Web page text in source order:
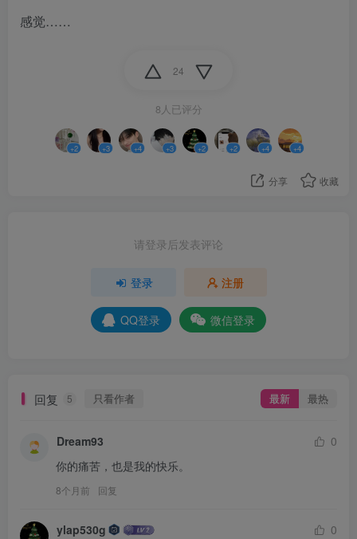
感觉……
24
8人已评分
+2 +3 +4 +3 +2 +2 +4 +4
分享 收藏
请登录后发表评论
登录 注册
QQ登录 微信登录
回复 5 只看作者 最新 最热
Dream93
0
你的痛苦，也是我的快乐。
8个月前 回复
ylap530g
0